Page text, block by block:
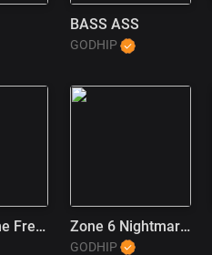
BASS ASS
GODHIP
Zone 6 Time Freeze (1) Zone 6 Nightmares
GODHIP